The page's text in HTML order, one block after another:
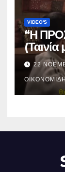
VIDEO'S
“Η
22